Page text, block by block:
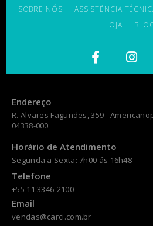
SOBRE NÓS ASSISTÊNCIA
LOJA
Endereço
R. Alvares Fagundes, 359 -
04338-000
Horário de Atendimento
Segunda a Sexta: 7h00 ás 16h48
Telefone
+55 11 3346-2100
Email
vendas@carci.com.br